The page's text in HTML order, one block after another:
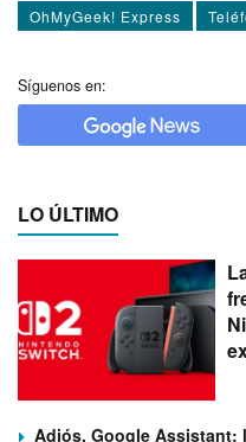
OhMyGeek! Express
Síguenos en:
LO ÚLTIMO
Adiós, Google Assistant: